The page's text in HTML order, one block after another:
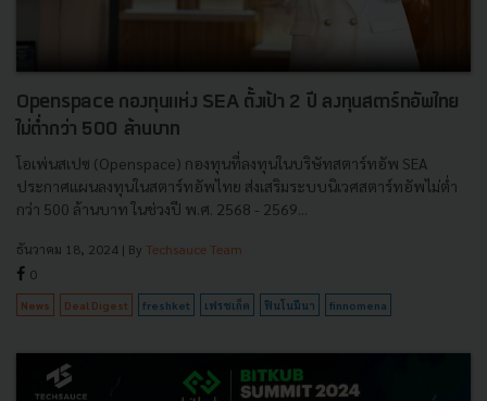
Openspace กองทุนแห่ง SEA ตั้งเป้า 2 ปี ลงทุนสตาร์ทอัพไทย
ไม่ต่ำกว่า 500 ล้านบาท
โอเพ่นสเปซ (Openspace) กองทุนที่ลงทุนในบริษัทสตาร์ทอัพ SEA
ประกาศแผนลงทุนในสตาร์ทอัพไทย ส่งเสริมระบบนิเวศสตาร์ทอัพไม่ต่ำ
กว่า 500 ล้านบาท ในช่วงปี พ.ศ. 2568 - 2569...
ธันวาคม 18, 2024 | By Techsauce Team
0
News Deal Digest freshket เฟรชเก็ต ฟินโนมีนา finnomena